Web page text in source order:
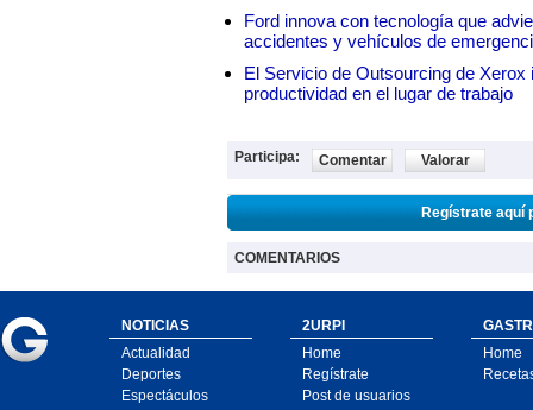
Ford innova con tecnología que
accidentes y vehículos de
El Servicio de Outsourcing de
productividad en el lugar de trabajo
Participa: Comentar Valorar
Regístrate aquí
COMENTARIOS
NOTICIAS
Actualidad
Deportes
Espectáculos
2URPI
Home
Regístrate
Post de usuarios
Home